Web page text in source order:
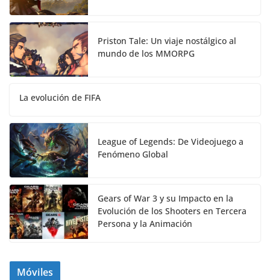
Priston Tale: Un viaje nostálgico al
mundo de los MMORPG
La evolución de FIFA
League of Legends: De Videojuego a
Fenómeno Global
Gears of War 3 y su Impacto en la
Evolución de los Shooters en Tercera
Persona y la Animación
Móviles